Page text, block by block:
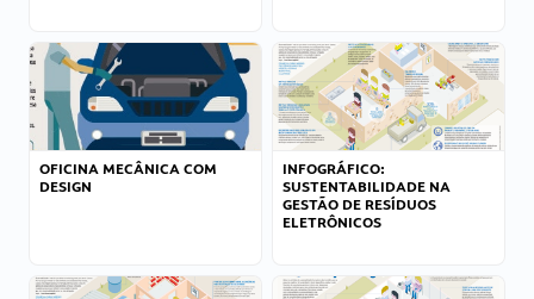
OFICINA MECÂNICA COM
DESIGN
INFOGRÁFICO:
SUSTENTABILIDADE NA
GESTÃO DE RESÍDUOS
ELETRÔNICOS